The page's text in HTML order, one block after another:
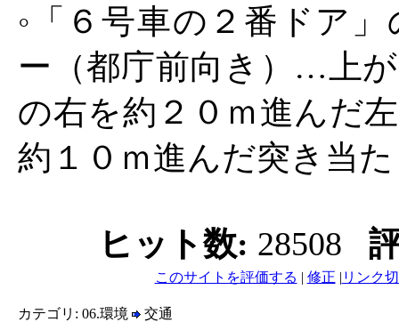
◦「６号車の２番ドア
ー（都庁前向き）…上
の右を約２０ｍ進んだ
約１０ｍ進んだ突き当
ヒット数: 28508
このサイトを評価する | 修正 | リンク
カテゴリ: 06.環境
交通